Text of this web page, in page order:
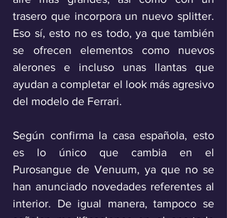
trasero que incorpora un nuevo splitter.
Eso sí, esto no es todo, ya que también
se ofrecen elementos como nuevos
alerones e incluso unas llantas que
ayudan a completar el look más agresivo
del modelo de Ferrari.
Según confirma la casa española, esto
es lo único que cambia en el
Purosangue de Venuum, ya que no se
han anunciado novedades referentes al
interior. De igual manera, tampoco se